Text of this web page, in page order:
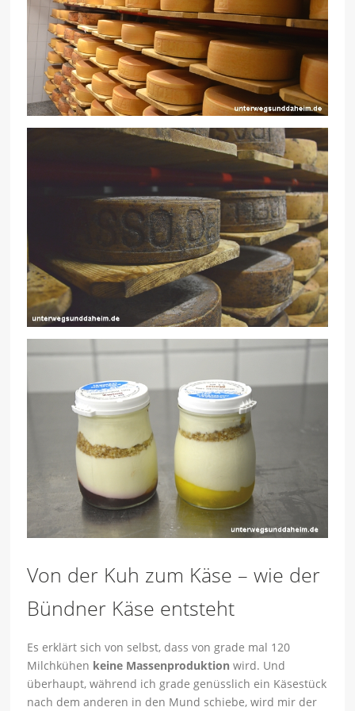
Von der Kuh zum Käse – wie der
Bündner Käse entsteht
Es erklärt sich von selbst, dass von grade mal 120
Milchkühen keine Massenproduktion wird. Und
überhaupt, während ich grade genüsslich ein Käsestück
nach dem anderen in den Mund schiebe, wird mir der